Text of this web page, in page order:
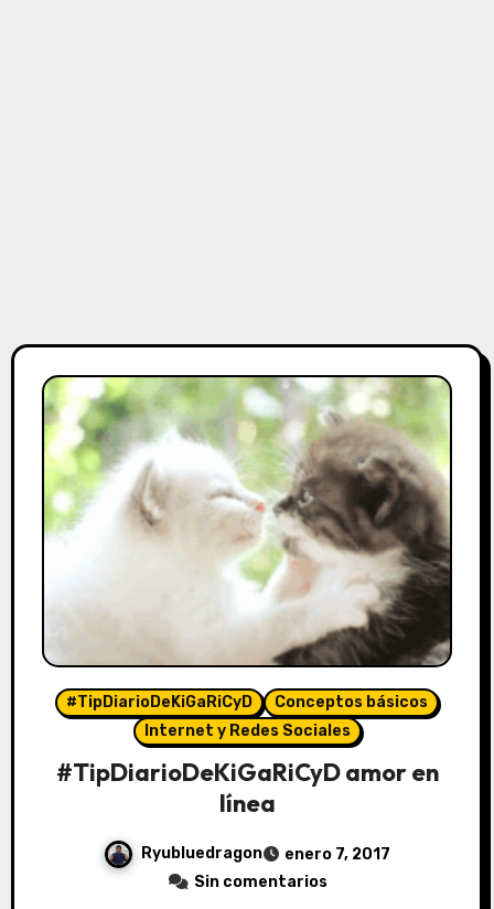
#TipDiarioDeKiGaRiCyD
Conceptos básicos
Internet y Redes Sociales
#TipDiarioDeKiGaRiCyD amor en
línea
Ryubluedragon
enero 7, 2017
Sin comentarios